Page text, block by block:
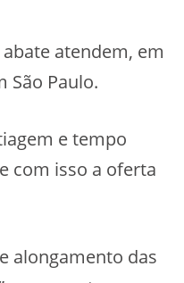
atendem, em
São Paulo.
e tempo
com isso a oferta
alongamento das